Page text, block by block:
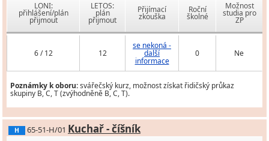
LONI:
přihlášení/plán
přijmout
LETOS:
plán
přijmout
Přijímací
zkouška
Roční
školné
Možnost
studia pro
ZP
6 / 12 12
se nekoná -
další
informace
0 Ne
Poznámky k oboru:svářečský kurz, možnost získat řidičský průkaz
skupiny B, C, T (zvýhodněně B, C, T).
H 65-51-H/01 Kuchař - číšník